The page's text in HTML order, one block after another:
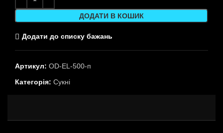
ДОДАТИ В КОШИК
Додати до списку бажань
Артикул: OD-EL-500-п
Категорія: Сукні